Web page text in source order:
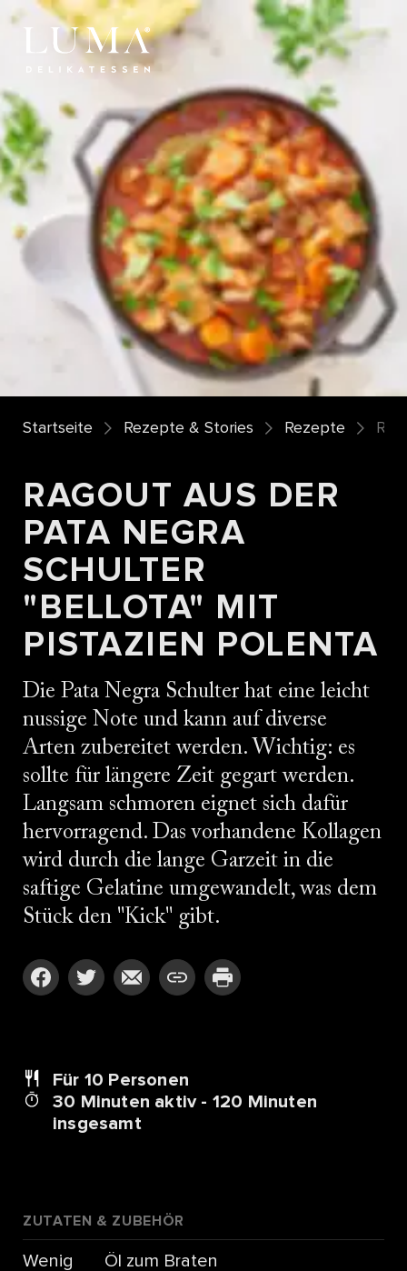
Startseite Rezepte & Stories Rezepte
RAGOUT AUS DER
PATA NEGRA
SCHULTER
"BELLOTA" MIT
PISTAZIEN POLENTA
Die Pata Negra Schulter hat eine leicht
nussige Note und kann auf diverse
Arten zubereitet werden. Wichtig: es
sollte für längere Zeit gegart werden.
Langsam schmoren eignet sich dafür
hervorragend. Das vorhandene Kollagen
wird durch die lange Garzeit in die
saftige Gelatine umgewandelt, was dem
Stück den "Kick" gibt.
Für 10 Personen
30 Minuten aktiv - 120 Minuten
insgesamt
ZUTATEN & ZUBEHÖR
Wenig Öl zum Braten